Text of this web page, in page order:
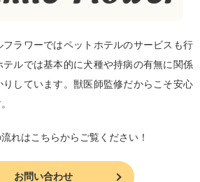
フラワーではペットホテルのサービスも行
テルでは基本的に犬種や持病の有無に関係
しています。獣医師監修だからこそ安心
れはこちらからご覧ください！
お問い合わせ